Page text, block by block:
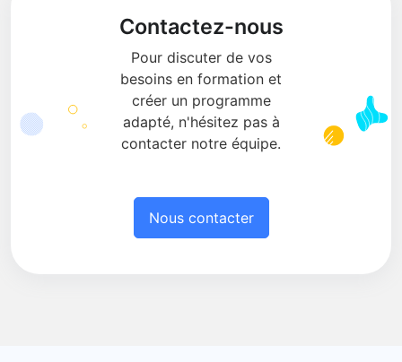
Contactez-nous
Pour discuter de vos
besoins en formation et
créer un programme
adapté, n'hésitez pas à
contacter notre équipe.
Nous contacter